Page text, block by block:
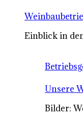
Einblick in
Unsere
Bilder: